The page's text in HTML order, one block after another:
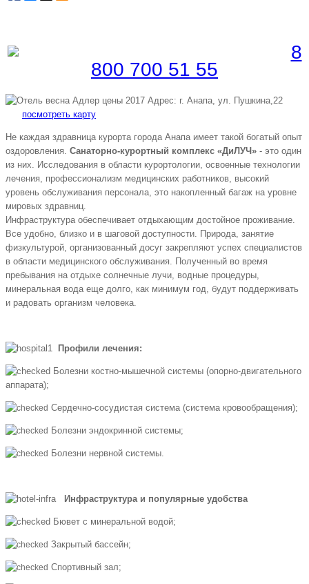
8
800 700 51 55
Адрес: г. Анапа, ул. Пушкина,22
посмотреть карту
Не каждая здравница курорта города Анапа имеет такой богатый опыт
оздоровления. Санаторно-курортный комплекс «ДиЛУЧ» - это один
из них. Исследования в области курортологии, освоенные технологии
лечения, профессионализм медицинских работников, высокий
уровень обслуживания персонала, это накопленный багаж на уровне
мировых здравниц.
Инфраструктура обеспечивает отдыхающим достойное проживание.
Все удобно, близко и в шаговой доступности. Природа, занятие
физкультурой, организованный досуг закрепляют успех специалистов
в области медицинского обслуживания. Полученный во время
пребывания на отдыхе солнечные лучи, водные процедуры,
минеральная вода еще долго, как минимум год, будут поддерживать
и радовать организм человека.
Профили лечения:
Болезни костно-мышечной системы (опорно-двигательного
аппарата);
Сердечно-сосудистая система (система кровообращения);
Болезни эндокринной системы;
Болезни нервной системы.
Инфраструктура и популярные удобства
Бювет с минеральной водой;
Закрытый бассейн;
Спортивный зал;